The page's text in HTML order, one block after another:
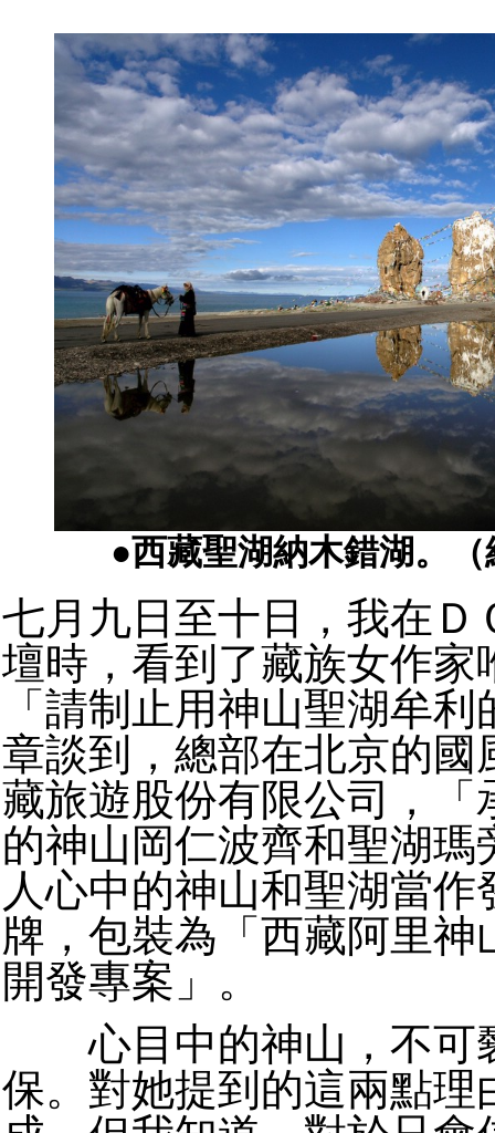
●西藏聖湖納木錯湖。
七月九日至十日，我在Ｄ
壇時，看到了藏族女作家
「請制止用神山聖湖牟
章談到，總部在北京的國
藏旅遊股份有限公司，「
的神山岡仁波齊和聖湖瑪
人心中的神山和聖湖當作
牌，包裝為「西藏阿里神
開發專案」。
心目中的神山，不可
保。對她提到的這兩點理